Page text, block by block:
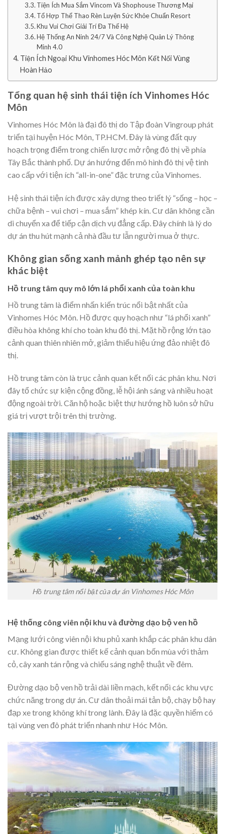
Tiện Ích Mua Sắm Vincom Và Shophouse Thương Mại
Tổ Hợp Thể Thao Rèn Luyện Sức Khỏe Chuẩn Resort
Khu Vui Chơi Giải Trí Đa Thế Hệ
Hệ Thống An Ninh 24/7 Và Công Nghệ Quản Lý Thông
Minh 4.0
Tiện Ích Ngoại Khu Vinhomes Hóc Môn Kết Nối Vùng
Hoàn Hảo
Tổng quan hệ sinh thái tiện ích Vinhomes Hóc
Môn
Vinhomes Hóc Môn là đại đô thị do Tập đoàn Vingroup phát
triển tại huyện Hóc Môn, TP.HCM. Đây là vùng đất quy
hoạch trọng điểm trong chiến lược mở rộng đô thị về phía
Tây Bắc thành phố. Dự án hướng đến mô hình đô thị vệ tinh
cao cấp với tiện ích “all-in-one” đặc trưng của Vinhomes.
Hệ sinh thái tiện ích được xây dựng theo triết lý “sống – học –
chữa bệnh – vui chơi – mua sắm” khép kín. Cư dân không cần
di chuyển xa để tiếp cận dịch vụ đẳng cấp. Đây chính là lý do
dự án thu hút mạnh cả nhà đầu tư lẫn người mua ở thực.
Không gian sống xanh mảnh ghép tạo nên sự
khác biệt
Hồ trung tâm quy mô lớn lá phổi xanh của toàn khu
Hồ trung tâm là điểm nhấn kiến trúc nổi bật nhất của
Vinhomes Hóc Môn. Hồ được quy hoạch như “lá phổi xanh”
điều hòa không khí cho toàn khu đô thị. Mặt hồ rộng lớn tạo
cảnh quan thiên nhiên mở, giảm thiểu hiệu ứng đảo nhiệt đô
thị.
Hồ trung tâm còn là trục cảnh quan kết nối các phân khu. Nơi
đây tổ chức sự kiện cộng đồng, lễ hội ánh sáng và nhiều hoạt
động ngoài trời. Căn hộ hoặc biệt thự hướng hồ luôn sở hữu
giá trị vượt trội trên thị trường.
Hồ trung tâm nổi bật của dự án Vinhomes Hóc Môn
Hệ thống công viên nội khu và đường dạo bộ ven hồ
Mạng lưới công viên nội khu phủ xanh khắp các phân khu dân
cư. Không gian được thiết kế cảnh quan bốn mùa với thảm
cỏ, cây xanh tán rộng và chiếu sáng nghệ thuật về đêm.
Đường dạo bộ ven hồ trải dài liền mạch, kết nối các khu vực
chức năng trong dự án. Cư dân thoải mái tản bộ, chạy bộ hay
đạp xe trong không khí trong lành. Đây là đặc quyền hiếm có
tại vùng ven đô phát triển nhanh như Hóc Môn.